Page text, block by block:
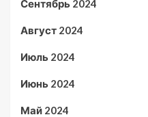
Сентябрь 2024
Август 2024
Июль 2024
Июнь 2024
Май 2024